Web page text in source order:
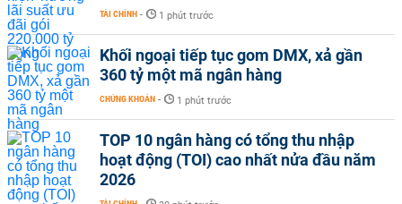
TÀI CHÍNH - 1 phút trước
Khối ngoại tiếp tục gom DMX, xả gần
360 tỷ một mã ngân hàng
CHỨNG KHOÁN - 1 phút trước
TOP 10 ngân hàng có tổng thu nhập
hoạt động (TOI) cao nhất nửa đầu năm
2026